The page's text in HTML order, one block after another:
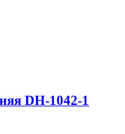
DH-1042-1